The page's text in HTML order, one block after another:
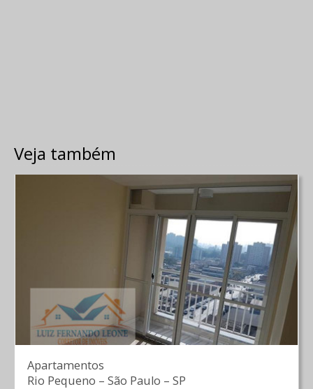
Veja também
Apartamentos
Rio Pequeno – São Paulo – SP